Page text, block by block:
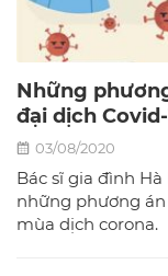
Những
đại dịch Covid-
03/08/2020
Bác sĩ gia đình
những phương
mùa dịch corona.